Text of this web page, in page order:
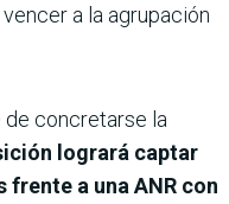
a la agrupación
concretarse la
logrará captar
frente a una ANR con